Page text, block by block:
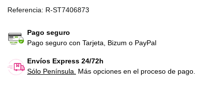
Referencia: R-ST7406873
Pago seguro
Pago seguro con Tarjeta, Bizum o PayPal
Envíos Express 24/72h
Sólo Península.
Más opciones en el proceso de pago.